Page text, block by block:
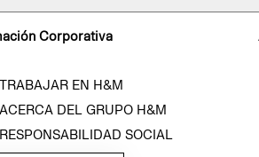
Corporativa
TRABAJAR EN H&M
ACERCA DEL GRUPO H&M
RESPONSABILIDAD SOCIAL